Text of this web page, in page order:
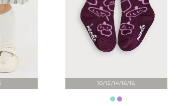
10/12/14/16/18